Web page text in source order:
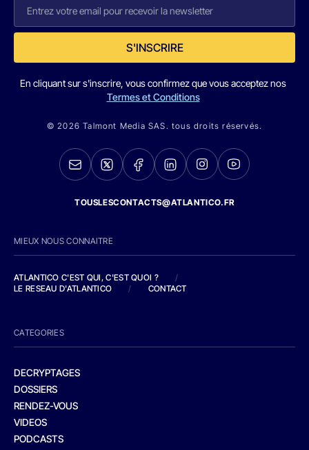
S'INSCRIRE
En cliquant sur s'inscrire, vous confirmez que vous acceptez nos
Termes et Conditions
© 2026 Talmont Media SAS. tous droits réservés.
TOUSLESCONTACTS@ATLANTICO.FR
MIEUX NOUS CONNAITRE
ATLANTICO C'EST QUI, C'EST QUOI ?
/
LE RESEAU D'ATLANTICO
/ CONTACT
CATEGORIES
DECRYPTAGES
DOSSIERS
RENDEZ-VOUS
VIDEOS
PODCASTS